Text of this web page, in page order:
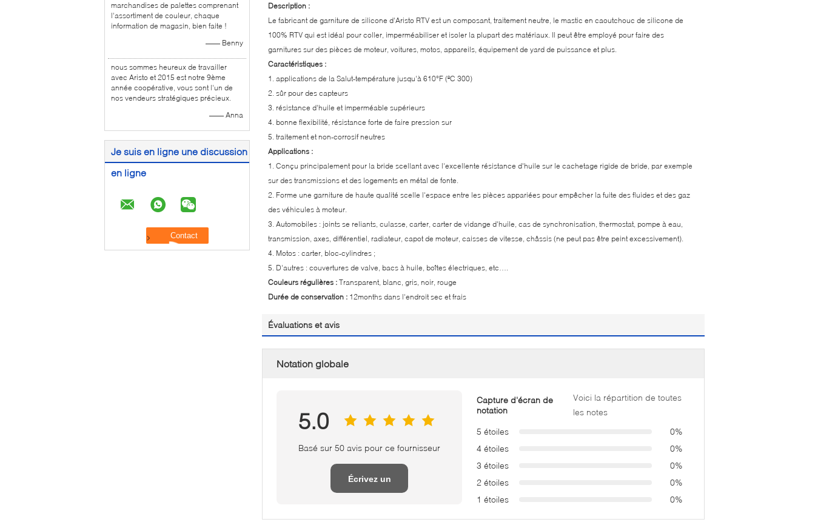
marchandises de palettes comprenant
l'assortiment de couleur, chaque
information de magasin, bien faite !
—— Benny
nous sommes heureux de travailler
avec Aristo et 2015 est notre 9ème
année coopérative, vous sont l'un de
nos vendeurs stratégiques précieux.
—— Anna
Je suis en ligne une discussion
en ligne
Description :
Le fabricant de garniture de silicone d'Aristo RTV est un composant, traitement neutre, le mastic en caoutchouc de silicone de
100% RTV qui est idéal pour coller, imperméabiliser et isoler la plupart des matériaux. Il peut être employé pour faire des
garnitures sur des pièces de moteur, voitures, motos, appareils, équipement de yard de puissance et plus.
Caractéristiques :
1. applications de la Salut-température jusqu'à 610°F (ºC 300)
2. sûr pour des capteurs
3. résistance d'huile et imperméable supérieurs
4. bonne flexibilité, résistance forte de faire pression sur
5. traitement et non-corrosif neutres
Applications :
1. Conçu principalement pour la bride scellant avec l'excellente résistance d'huile sur le cachetage rigide de bride, par exemple
sur des transmissions et des logements en métal de fonte.
2. Forme une garniture de haute qualité scelle l'espace entre les pièces appariées pour empêcher la fuite des fluides et des gaz
des véhicules à moteur.
3. Automobiles : joints se reliants, culasse, carter, carter de vidange d'huile, cas de synchronisation, thermostat, pompe à eau,
transmission, axes, différentiel, radiateur, capot de moteur, caisses de vitesse, châssis (ne peut pas être peint excessivement).
4. Motos : carter, bloc-cylindres ;
5. D'autres : couvertures de valve, bacs à huile, boîtes électriques, etc….
Couleurs régulières : Transparent, blanc, gris, noir, rouge
Durée de conservation : 12months dans l'endroit sec et frais
Évaluations et avis
Notation globale
5.0
Basé sur 50 avis pour ce fournisseur
Écrivez un
Capture d'écran de
notation
Voici la répartition de toutes
les notes
5 étoiles
0%
4 étoiles
0%
3 étoiles
0%
2 étoiles
0%
1 étoiles
0%